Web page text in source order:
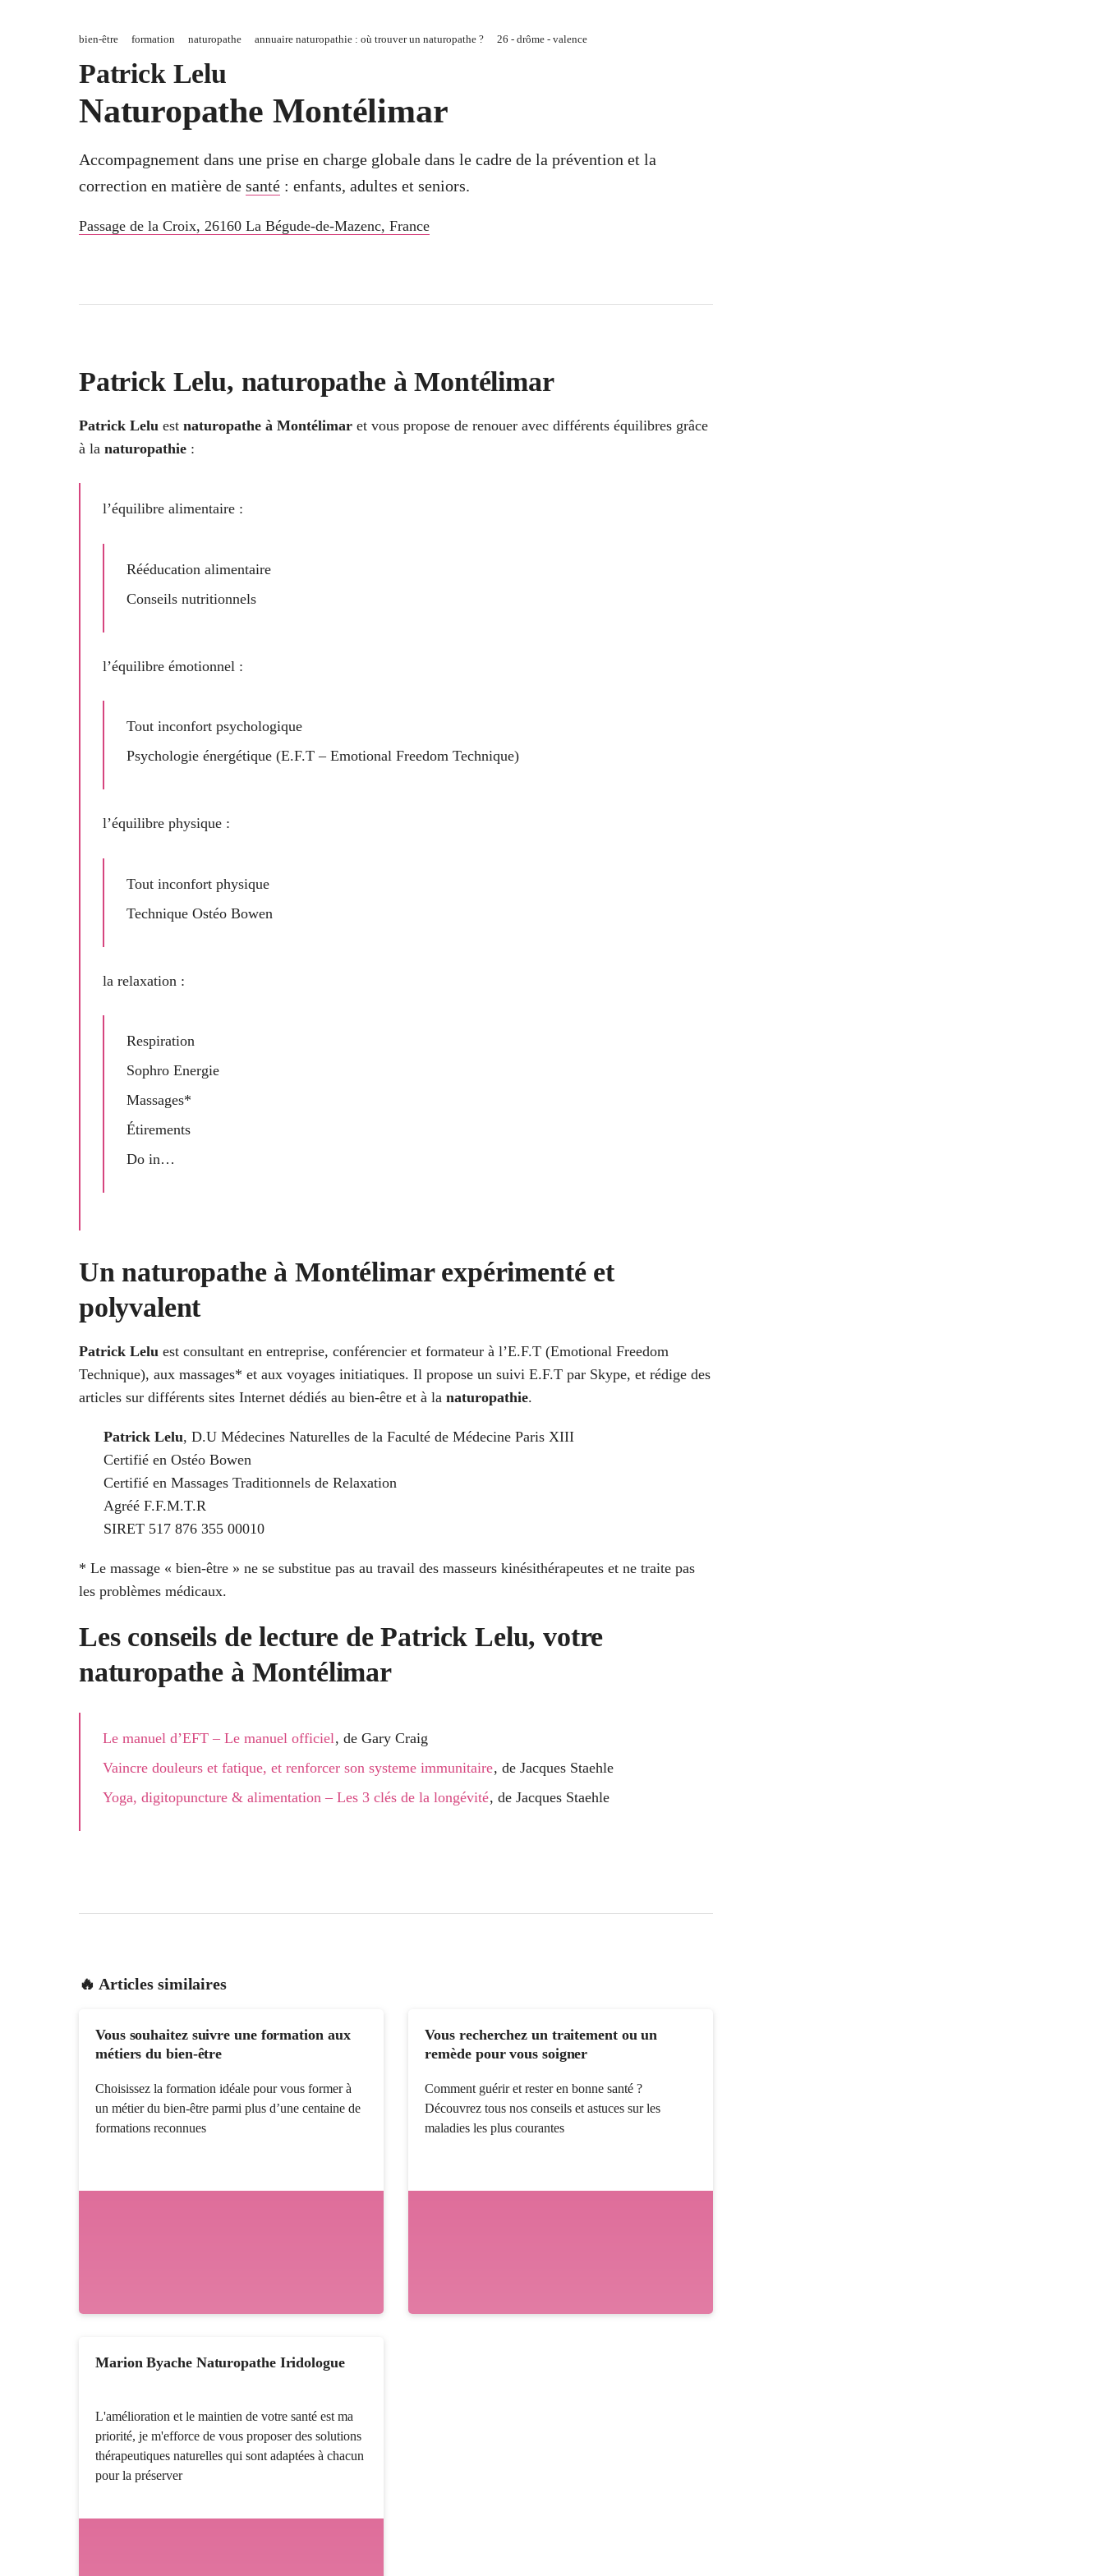
bien-être formation naturopathe annuaire naturopathie : où trouver un naturopathe ? 26 - drôme - valence
Patrick Lelu
Naturopathe Montélimar
Accompagnement dans une prise en charge globale dans le cadre de la prévention et la
correction en matière de santé : enfants, adultes et seniors.
Passage de la Croix, 26160 La Bégude-de-Mazenc, France
Patrick Lelu, naturopathe à Montélimar
Patrick Lelu est naturopathe à Montélimar et vous propose de renouer avec différents équilibres grâce
à la naturopathie :
l’équilibre alimentaire :
Rééducation alimentaire
Conseils nutritionnels
l’équilibre émotionnel :
Tout inconfort psychologique
Psychologie énergétique (E.F.T – Emotional Freedom Technique)
l’équilibre physique :
Tout inconfort physique
Technique Ostéo Bowen
la relaxation :
Respiration
Sophro Energie
Massages*
Étirements
Do in…
Un naturopathe à Montélimar expérimenté et
polyvalent
Patrick Lelu est consultant en entreprise, conférencier et formateur à l’E.F.T (Emotional Freedom
Technique), aux massages* et aux voyages initiatiques. Il propose un suivi E.F.T par Skype, et rédige des
articles sur différents sites Internet dédiés au bien-être et à la naturopathie.
Patrick Lelu, D.U Médecines Naturelles de la Faculté de Médecine Paris XIII
Certifié en Ostéo Bowen
Certifié en Massages Traditionnels de Relaxation
Agréé F.F.M.T.R
SIRET 517 876 355 00010
* Le massage « bien-être » ne se substitue pas au travail des masseurs kinésithérapeutes et ne traite pas
les problèmes médicaux.
Les conseils de lecture de Patrick Lelu, votre
naturopathe à Montélimar
Le manuel d’EFT – Le manuel officiel, de Gary Craig
Vaincre douleurs et fatique, et renforcer son systeme immunitaire, de Jacques Staehle
Yoga, digitopuncture & alimentation – Les 3 clés de la longévité, de Jacques Staehle
🔥 Articles similaires
Vous souhaitez suivre une formation aux
métiers du bien-être
Choisissez la formation idéale pour vous former à
un métier du bien-être parmi plus d’une centaine de
formations reconnues
Vous recherchez un traitement ou un
remède pour vous soigner
Comment guérir et rester en bonne santé ?
Découvrez tous nos conseils et astuces sur les
maladies les plus courantes
Marion Byache Naturopathe Iridologue
L'amélioration et le maintien de votre santé est ma
priorité, je m'efforce de vous proposer des solutions
thérapeutiques naturelles qui sont adaptées à chacun
pour la préserver